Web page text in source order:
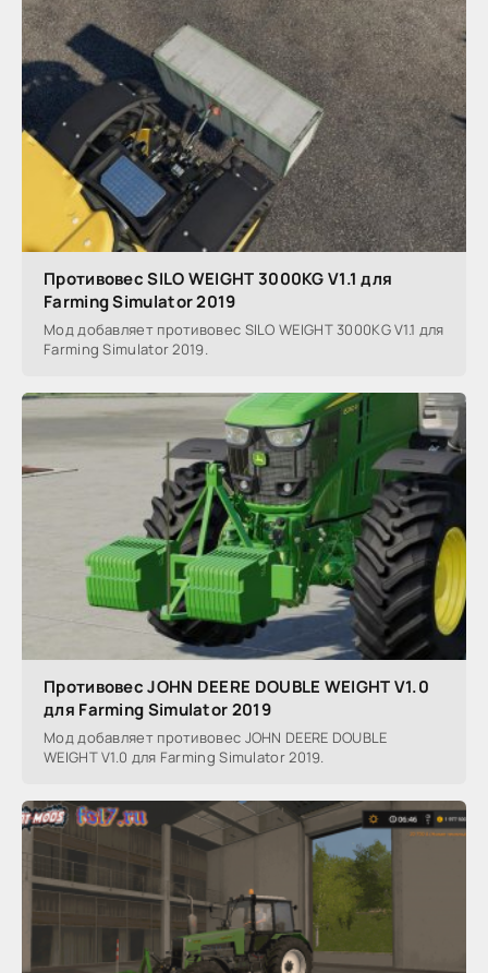
Противовес SILO WEIGHT 3000KG V1.1 для
Farming Simulator 2019
Мод добавляет противовес SILO WEIGHT 3000KG V1.1 для
Farming Simulator 2019.
Противовес JOHN DEERE DOUBLE WEIGHT V1.0
для Farming Simulator 2019
Мод добавляет противовес JOHN DEERE DOUBLE
WEIGHT V1.0 для Farming Simulator 2019.